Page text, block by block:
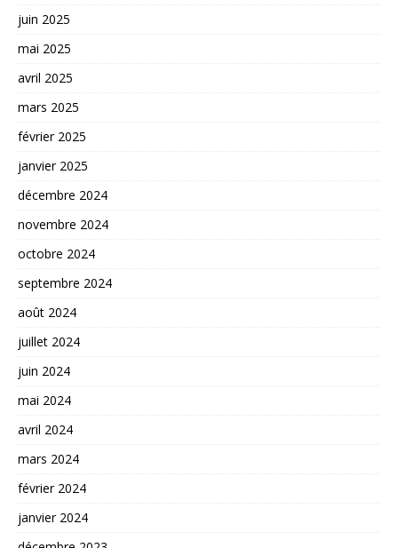
juin 2025
mai 2025
avril 2025
mars 2025
février 2025
janvier 2025
décembre 2024
novembre 2024
octobre 2024
septembre 2024
août 2024
juillet 2024
juin 2024
mai 2024
avril 2024
mars 2024
février 2024
janvier 2024